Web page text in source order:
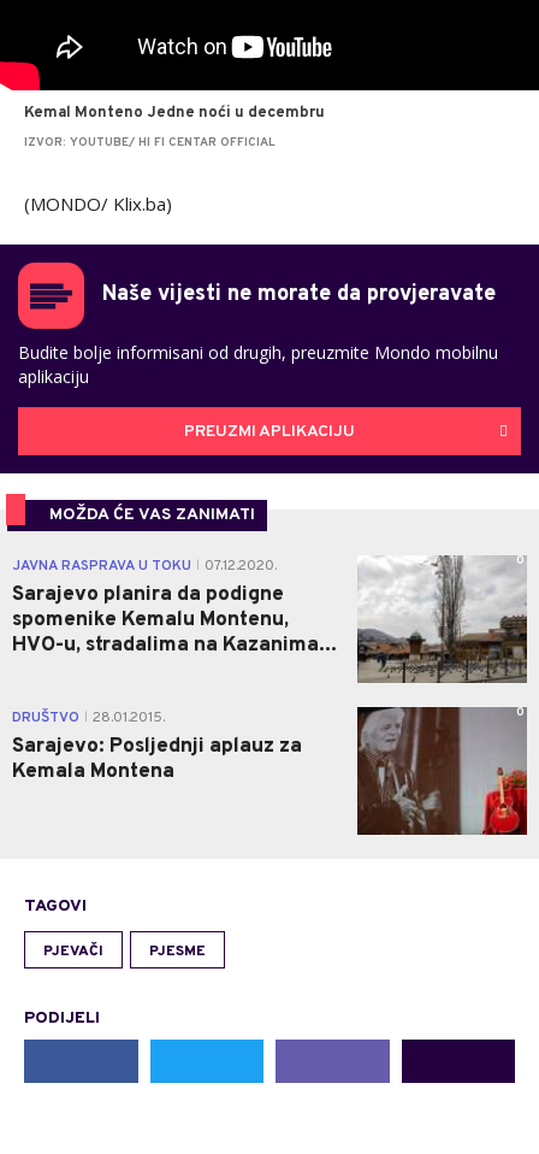
Kemal Monteno Jedne noći u decembru
IZVOR: YOUTUBE/ HI FI CENTAR OFFICIAL
(MONDO/ Klix.ba)
Naše vijesti ne morate da provjeravate
Budite bolje informisani od drugih, preuzmite Mondo mobilnu
aplikaciju
PREUZMI APLIKACIJU
MOŽDA ĆE VAS ZANIMATI
JAVNA RASPRAVA U TOKU 07.12.2020.
Sarajevo planira da podigne
spomenike Kemalu Montenu,
HVO-u, stradalima na Kazanima...
0
DRUŠTVO 28.01.2015.
Sarajevo: Posljednji aplauz za
Kemala Montena
0
TAGOVI
PJEVAČI PJESME
PODIJELI